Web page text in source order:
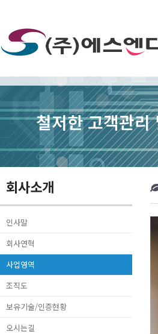
철저한 고객관
회사소개
인사말
회사연혁
사업영역
조직도
보유기술/인증현황
오시는길